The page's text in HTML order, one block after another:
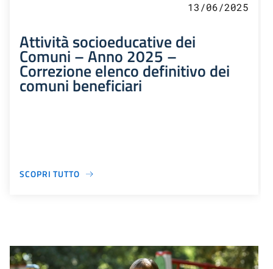
13/06/2025
Attività socioeducative dei
Comuni – Anno 2025 –
Correzione elenco definitivo dei
comuni beneficiari
SCOPRI TUTTO